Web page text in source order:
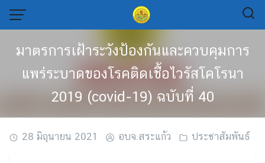
Skip
มาตรการเฝ้าระวังป้องกันและควบคุมการ
แพร่ระบาดของโรคติดเชื้อไวรัสโคโรนา
2019 (covid-19) ฉบับที่ 40
28 มิถุนายน 2021 อบจ.สระแก้ว ประชาสัมพันธ์